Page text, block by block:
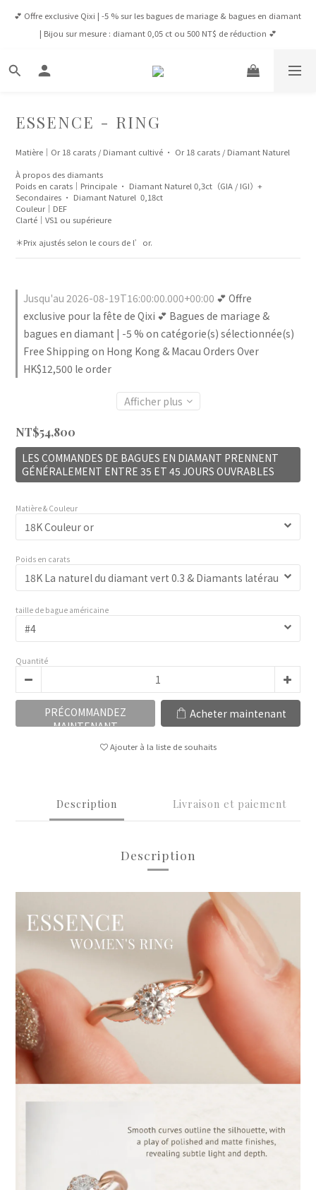
💕 Offre exclusive Qixi | -5 % sur les bagues de mariage & bagues en diamant
| Bijou sur mesure : diamant 0,05 ct ou 500 NT$ de réduction 💕
💕 Offre exclusive Qixi | -5 % sur les bagues de mariage & bagues en diamant
| Bijou sur mesure : diamant 0,05 ct ou 500 NT$ de réduction 💕
Connexion Membre 💎 À partir de NT$65,000, VIP -5 % toute l’année / À
Monde dès 1 600 USD
| Bijou sur mesure : diamant 0,05 ct ou 500 NT$ de réduction 💕
ESSENCE - RING
Matière｜Or 18 carats / Diamant cultivé · Or 18 carats / Diamant Naturel
À propos des diamants
Poids en carats｜Principale · Diamant Naturel 0,3ct（GIA / IGI）+
Secondaires · Diamant Naturel  0,18ct
Couleur｜DEF
Clarté｜VS1 ou supérieure
＊Prix ajustés selon le cours de l’or.
Jusqu'au 2026-08-19T16:00:00.000+00:00 💕 Offre
exclusive pour la fête de Qixi 💕 Bagues de mariage &
bagues en diamant | -5 % on catégorie(s) sélectionnée(s)
Free Shipping on Hong Kong & Macau Orders Over
HK$12,500 le order
Afficher plus
NT$54,800
LES COMMANDES DE BAGUES EN DIAMANT PRENNENT
GÉNÉRALEMENT ENTRE 35 ET 45 JOURS OUVRABLES
Matière & Couleur
Poids en carats
taille de bague américaine
Quantité
PRÉCOMMANDEZ
MAINTENANT
Acheter maintenant
Ajouter à la liste de souhaits
Description Livraison et paiement
Description